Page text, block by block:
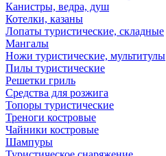
Канистры, ведра, душ
Котелки, казаны
Лопаты туристические, складные
Мангалы
Ножи туристические, мультитулы
Пилы туристические
Решетки гриль
Средства для розжига
Топоры туристические
Треноги костровые
Чайники костровые
Шампуры